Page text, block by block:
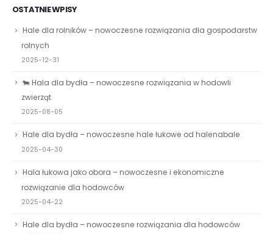
OSTATNIE WPISY
Hale dla rolników – nowoczesne rozwiązania dla gospodarstw
rolnych
2025-12-31
🐄 Hala dla bydła – nowoczesne rozwiązania w hodowli
zwierząt
2025-08-05
Hale dla bydła – nowoczesne hale łukowe od halenabale
2025-04-30
Hala łukowa jako obora – nowoczesne i ekonomiczne
rozwiązanie dla hodowców
2025-04-22
Hale dla bydła – nowoczesne rozwiązania dla hodowców